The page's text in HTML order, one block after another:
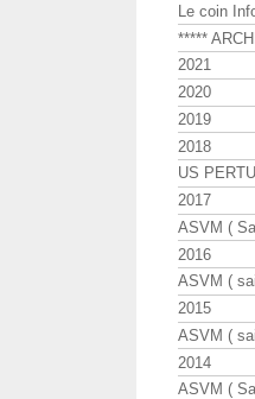
Le coin
*****
2021
2020
2019
2018
US
2017
ASVM (
2016
ASVM (
2015
ASVM (
2014
ASVM (